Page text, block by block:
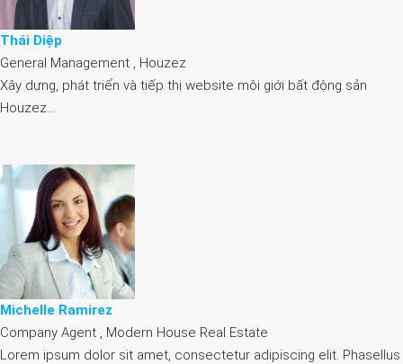
Thái Diệp
General Management , Houzez
Xây dựng, phát triển và tiếp thị website môi giới bất động sản
Houzez…
Michelle Ramirez
Company Agent , Modern House Real Estate
Lorem ipsum dolor sit amet, consectetur adipiscing elit. Phasellus